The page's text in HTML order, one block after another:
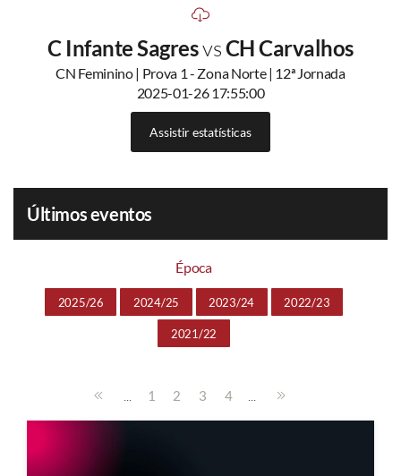
C Infante SagresvsCH Carvalhos
CN Feminino | Prova 1 - Zona Norte | 12ª Jornada
2025-01-26 17:55:00
Assistir estatísticas
Últimos eventos
Época
2025/26 2024/25 2023/24 2022/23
2021/22
... 1 2 3 4 ...